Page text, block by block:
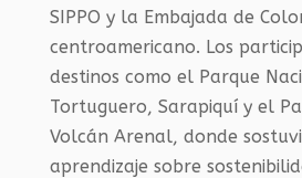
SIPPO y la Embajada de
centroamericano. Los
destinos como el Parque
Tortuguero, Sarapiquí y el
Volcán Arenal, donde
aprendizaje sobre